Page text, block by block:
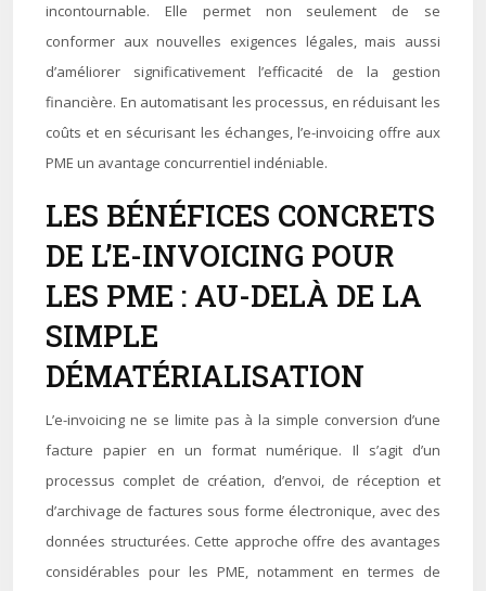
incontournable. Elle permet non seulement de se
conformer aux nouvelles exigences légales, mais aussi
d’améliorer significativement l’efficacité de la gestion
financière. En automatisant les processus, en réduisant les
coûts et en sécurisant les échanges, l’e-invoicing offre aux
PME un avantage concurrentiel indéniable.
LES BÉNÉFICES CONCRETS
DE L’E-INVOICING POUR
LES PME : AU-DELÀ DE LA
SIMPLE
DÉMATÉRIALISATION
L’e-invoicing ne se limite pas à la simple conversion d’une
facture papier en un format numérique. Il s’agit d’un
processus complet de création, d’envoi, de réception et
d’archivage de factures sous forme électronique, avec des
données structurées. Cette approche offre des avantages
considérables pour les PME, notamment en termes de